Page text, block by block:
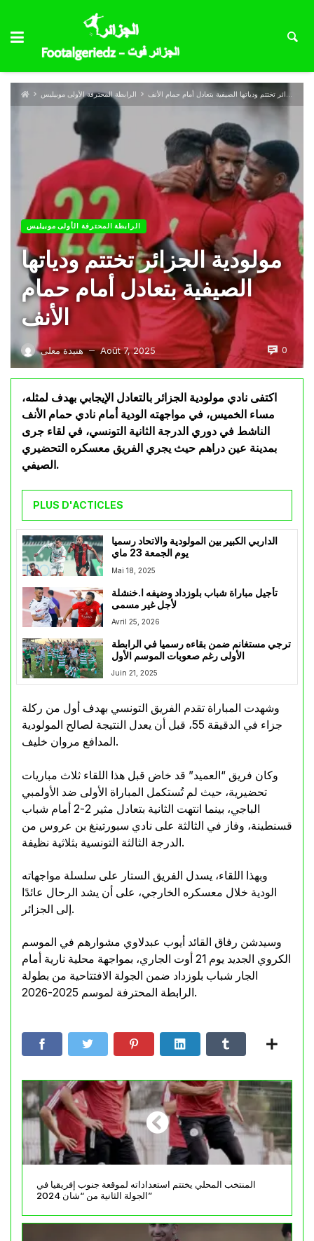
الرابطة المحترفة الأولى موبيليس مولودية الجزائر تختتم ودياتها الصيفية بتعادل أمام حمام الأنف
الرابطة المحترفة الأولى موبيليس
مولودية الجزائر تختتم ودياتها
الصيفية بتعادل أمام حمام
الأنف
هنيدة معلى — Août 7, 2025 0
اكتفى نادي مولودية الجزائر بالتعادل الإيجابي بهدف لمثله،
مساء الخميس، في مواجهته الودية أمام نادي حمام الأنف
الناشط في دوري الدرجة الثانية التونسي، في لقاء جرى
بمدينة عين دراهم حيث يجري الفريق معسكره التحضيري
الصيفي.
PLUS D'ACTICLES
الداربي الكبير بين المولودية والاتحاد رسميا
يوم الجمعة 23 ماي
Mai 18, 2025
تأجيل مباراة شباب بلوزداد وضيفه ا.خنشلة
لأجل غير مسمى
Avril 25, 2026
ترجي مستغانم ضمن بقاءه رسميا في الرابطة
الأولى رغم صعوبات الموسم الأول
Juin 21, 2025
وشهدت المباراة تقدم الفريق التونسي بهدف أول من ركلة
جزاء في الدقيقة 55، قبل أن يعدل النتيجة لصالح المولودية
المدافع مروان خليف.
وكان فريق “العميد” قد خاض قبل هذا اللقاء ثلاث مباريات
تحضيرية، حيث لم تُستكمل المباراة الأولى ضد الأولمبي
الباجي، بينما انتهت الثانية بتعادل مثير 2-2 أمام شباب
قسنطينة، وفاز في الثالثة على نادي سبورتينغ بن عروس من
الدرجة الثالثة التونسية بثلاثية نظيفة.
وبهذا اللقاء، يسدل الفريق الستار على سلسلة مواجهاته
الودية خلال معسكره الخارجي، على أن يشد الرحال عائدًا
إلى الجزائر.
وسيدشن رفاق القائد أيوب عبدلاوي مشوارهم في الموسم
الكروي الجديد يوم 21 أوت الجاري، بمواجهة محلية نارية أمام
الجار شباب بلوزداد ضمن الجولة الافتتاحية من بطولة
الرابطة المحترفة لموسم 2025-2026.
المنتخب المحلي يختتم استعداداته لموقعة جنوب إفريقيا في
الجولة الثانية من “شان 2024”